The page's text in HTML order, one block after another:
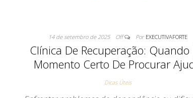
14 de setembro de 2025 Off Por EXECUTIVAFORTE
Clínica De Recuperação: Quando
Momento Certo De Procurar
Dicas Úteis